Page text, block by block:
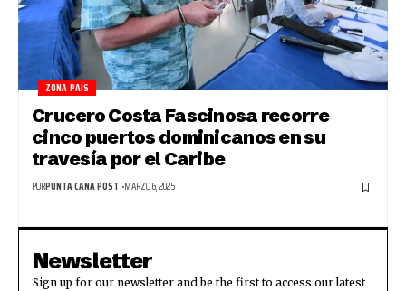
ZONA PAÍS
Crucero Costa Fascinosa recorre
cinco puertos dominicanos en su
travesía por el Caribe
PORPUNTA CANA POST MARZO 6, 2025
Newsletter
Sign up for our newsletter and be the first to access our latest